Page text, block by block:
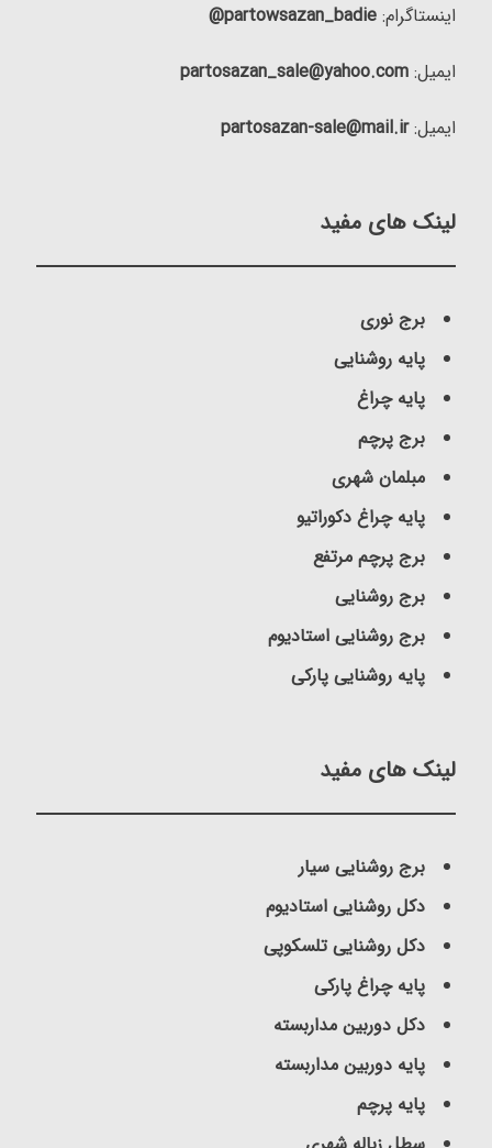
اینستاگرام:partowsazan_badie@
ایمیل:partosazan_sale@yahoo.com
ایمیل:partosazan-sale@mail.ir
لینک های مفید
برج نوری
پایه روشنایی
پایه چراغ
برج پرچم
مبلمان شهری
پایه چراغ دکوراتیو
برج پرچم مرتفع
برج روشنایی
برج روشنایی استادیوم
پایه روشنایی پارکی
لینک های مفید
برج روشنایی سیار
دکل روشنایی استادیوم
دکل روشنایی تلسکوپی
پایه چراغ پارکی
دکل دوربین مداربسته
پایه دوربین مداربسته
پایه پرچم